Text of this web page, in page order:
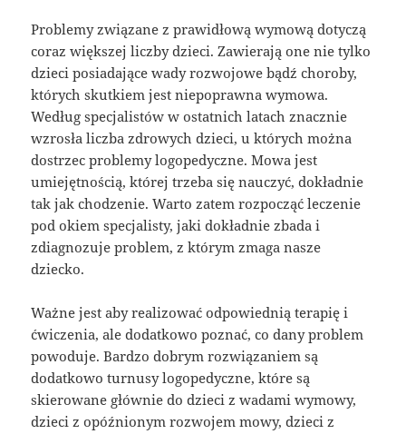
Problemy związane z prawidłową wymową dotyczą
coraz większej liczby dzieci. Zawierają one nie tylko
dzieci posiadające wady rozwojowe bądź choroby,
których skutkiem jest niepoprawna wymowa.
Według specjalistów w ostatnich latach znacznie
wzrosła liczba zdrowych dzieci, u których można
dostrzec problemy logopedyczne. Mowa jest
umiejętnością, której trzeba się nauczyć, dokładnie
tak jak chodzenie. Warto zatem rozpocząć leczenie
pod okiem specjalisty, jaki dokładnie zbada i
zdiagnozuje problem, z którym zmaga nasze
dziecko.
Ważne jest aby realizować odpowiednią terapię i
ćwiczenia, ale dodatkowo poznać, co dany problem
powoduje. Bardzo dobrym rozwiązaniem są
dodatkowo turnusy logopedyczne, które są
skierowane głównie do dzieci z wadami wymowy,
dzieci z opóźnionym rozwojem mowy, dzieci z